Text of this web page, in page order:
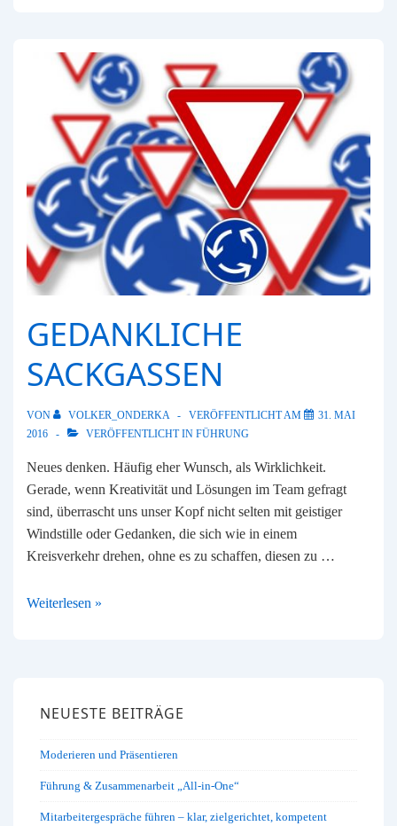
GEDANKLICHE
SACKGASSEN
VON VOLKER_ONDERKA VERÖFFENTLICHT AM
31. MAI
2016
VERÖFFENTLICHT IN FÜHRUNG
Neues denken. Häufig eher Wunsch, als Wirklichkeit.
Gerade, wenn Kreativität und Lösungen im Team gefragt
sind, überrascht uns unser Kopf nicht selten mit geistiger
Windstille oder Gedanken, die sich wie in einem
Kreisverkehr drehen, ohne es zu schaffen, diesen zu …
Gedankliche
Weiterlesen »
NEUESTE BEITRÄGE
Moderieren und Präsentieren
Führung & Zusammenarbeit „All-in-One“
Mitarbeitergespräche führen – klar, zielgerichtet, kompetent